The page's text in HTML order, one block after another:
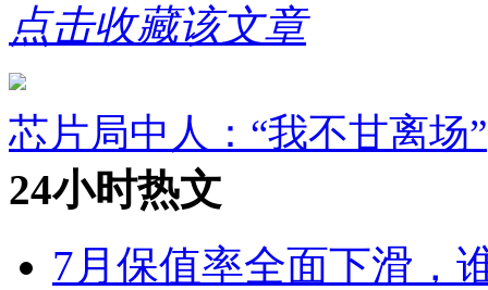
点击收藏该文章
芯片局中人：“我不甘离场”
24小时热文
7月保值率全面下滑，